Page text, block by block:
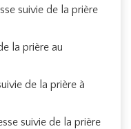
suivie de la prière
la prière au
de la prière à
suivie de la prière